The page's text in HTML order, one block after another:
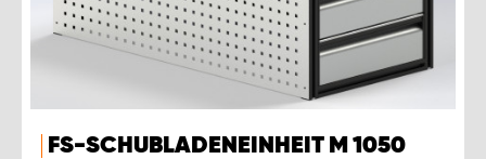
FS-SCHUBLADENEINHEIT M 1050